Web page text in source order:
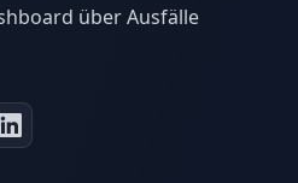
über Ausfälle